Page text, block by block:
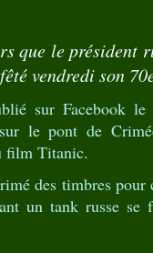
que le président
vendredi son
sur Facebook le
le pont de
film Titanic.
des timbres
un tank russe se